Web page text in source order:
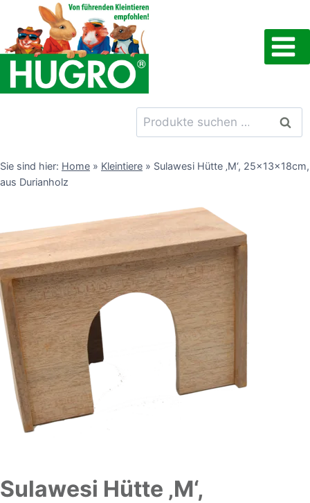
Inhalt
springen
Suchen
nach:
Sie sind hier: Home » Kleintiere » Sulawesi Hütte ‚M‘, 25x13x18cm,
aus Durianholz
Sulawesi Hütte ‚M‘,